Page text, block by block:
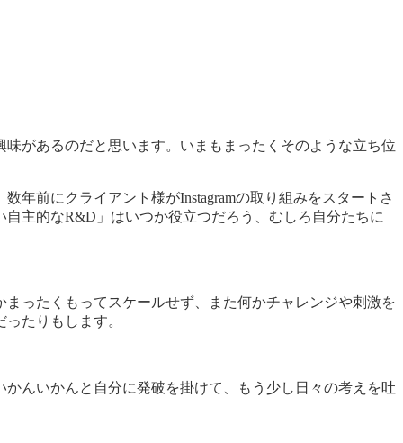
があるのだと思います。いまもまったくそのような立ち位
年前にクライアント様がInstagramの取り組みをスタートさ
主的なR&D」はいつか役立つだろう、むしろ自分たちに
ったくもってスケールせず、また何かチャレンジや刺激を
たりもします。
んいかんと自分に発破を掛けて、もう少し日々の考えを吐